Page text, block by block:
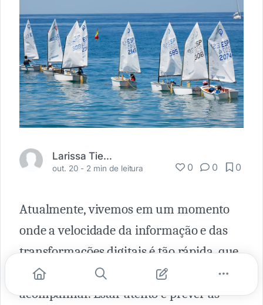
Larissa Tiemi Ferraz
out. 20 - 2 min de leitura 0 0 0
Atualmente, vivemos em um momento
onde a velocidade da informação e das
transformações digitais é tão rápida, que
o cérebro humano não é capaz de
acompanhar. Estar atento e prever as